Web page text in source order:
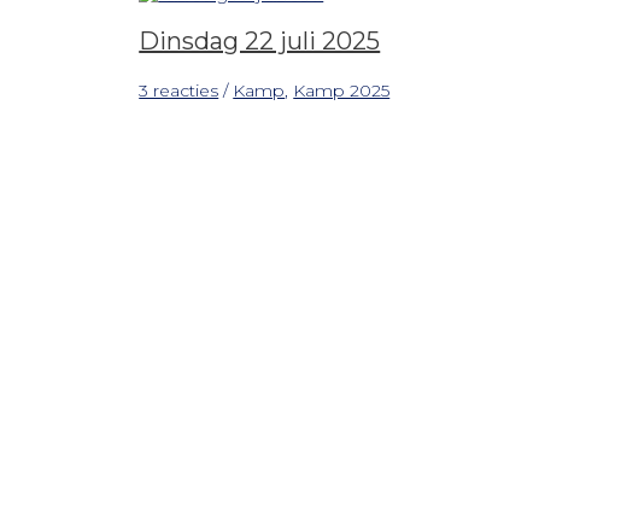
Dinsdag 22 juli 2025
3 reacties / Kamp, Kamp 2025